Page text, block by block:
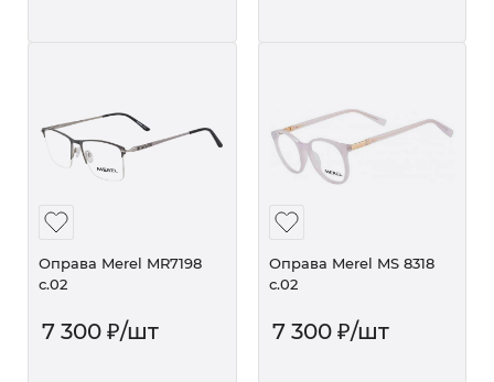
Оправа Merel MR7198
с.02
7 300 ₽/шт
Оправа Merel MS 8318
с.02
7 300₽/шт